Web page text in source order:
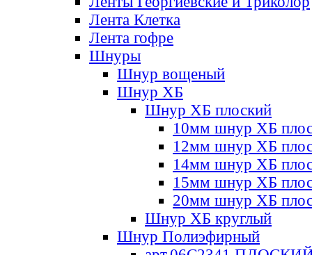
Лента Клетка
Лента гофре
Шнуры
Шнур вощеный
Шнур ХБ
Шнур ХБ плоский
10мм шнур ХБ
12мм шнур ХБ
14мм шнур ХБ
15мм шнур ХБ
20мм шнур ХБ
Шнур ХБ круглый
Шнур Полиэфирный